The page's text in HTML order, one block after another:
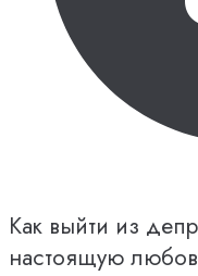
Как выйти из
настоящую